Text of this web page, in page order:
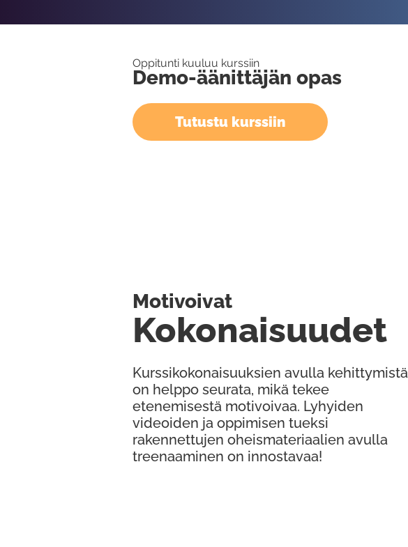
Oppitunti kuuluu kurssiin
Demo-äänittäjän opas
Tutustu kurssiin
Kurssikokonaisuuksien avulla kehittymistä
on helppo seurata, mikä tekee
etenemisestä motivoivaa. Lyhyiden
videoiden ja oppimisen tueksi
rakennettujen oheismateriaalien avulla
treenaaminen on innostavaa!
Kokonaisuudet
Motivoivat